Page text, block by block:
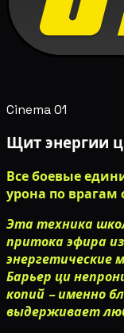
Cinema 01
Щит энергии
Все боевые
урона по врагам
Эта техника
притока эфира
Барьер ци
копий – именно
выдерживает